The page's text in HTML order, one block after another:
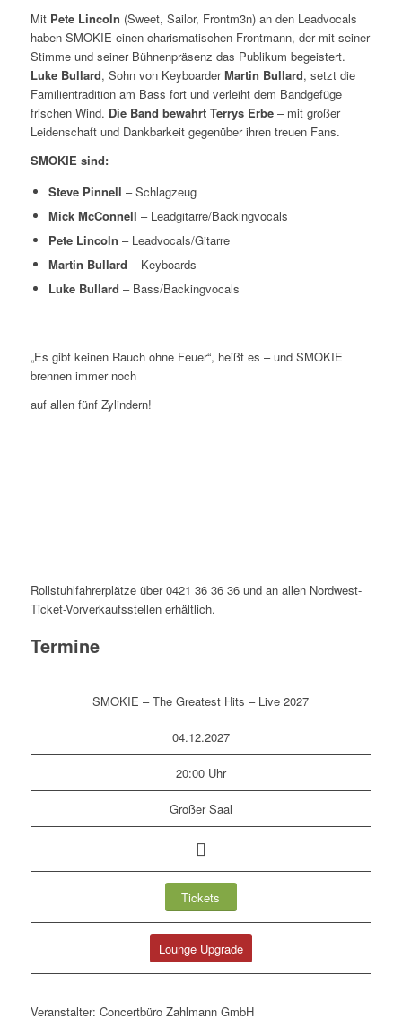
Mit Pete Lincoln (Sweet, Sailor, Frontm3n) an den Leadvocals
haben SMOKIE einen charismatischen Frontmann, der mit seiner
Stimme und seiner Bühnenpräsenz das Publikum begeistert.
Luke Bullard, Sohn von KeyboarderMartin Bullard, setzt die
Familientradition am Bass fort und verleiht dem Bandgefüge
frischen Wind. Die Band bewahrt Terrys Erbe– mit großer
Leidenschaft und Dankbarkeit gegenüber ihren treuen Fans.
SMOKIE sind:
Steve Pinnell – Schlagzeug
Mick McConnell – Leadgitarre/Backingvocals
Pete Lincoln – Leadvocals/Gitarre
Martin Bullard – Keyboards
Luke Bullard – Bass/Backingvocals
„Es gibt keinen Rauch ohne Feuer“, heißt es – und SMOKIE
brennen immer noch
auf allen fünf Zylindern!
Rollstuhlfahrerplätze über 0421 36 36 36 und an allen Nordwest-
Ticket-Vorverkaufsstellen erhältlich.
Termine
SMOKIE – The Greatest Hits – Live 2027
04.12.2027
20:00 Uhr
Großer Saal
Tickets
Lounge Upgrade
Veranstalter: Concertbüro Zahlmann GmbH